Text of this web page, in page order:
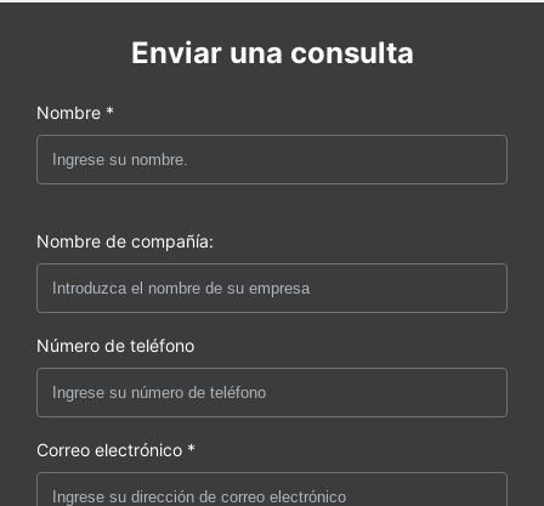
Enviar una consulta
Nombre *
Nombre de compañía:
Número de teléfono
Correo electrónico *